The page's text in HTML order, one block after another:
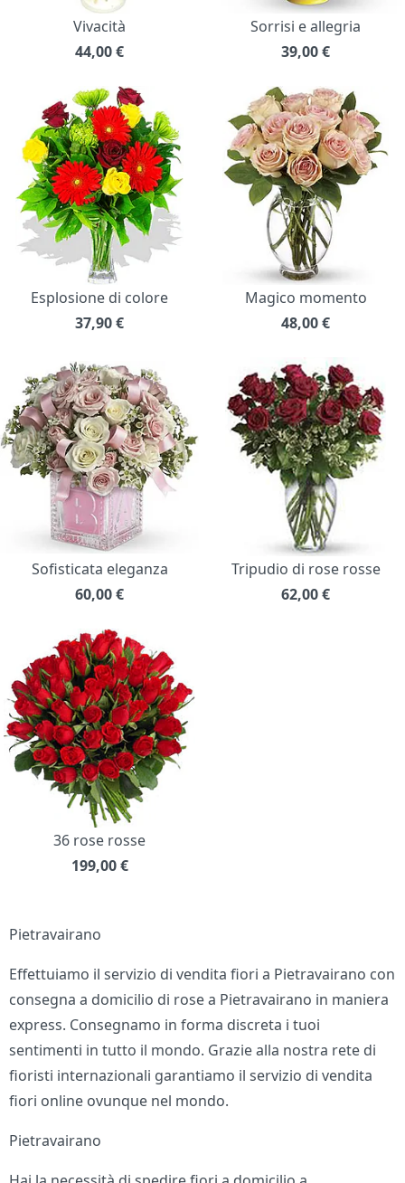
Vivacità
44,00€
Sorrisi e allegria
39,00€
Esplosione di colore
37,90€
Magico momento
48,00€
Sofisticata eleganza
60,00€
Tripudio di rose rosse
62,00€
36 rose rosse
199,00 €
Pietravairano
Effettuiamo il servizio di vendita fiori a Pietravairano con
consegna a domicilio di rose a Pietravairano in maniera
express. Consegnamo in forma discreta i tuoi
sentimenti in tutto il mondo. Grazie alla nostra rete di
fioristi internazionali garantiamo il servizio di vendita
fiori online ovunque nel mondo.
Pietravairano